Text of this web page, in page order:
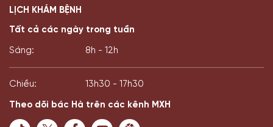
LỊCH KHÁM BỆNH
Tất cả các ngày trong tuần
Sáng: 8h - 12h
Chiều: 13h30 - 17h30
Theo dõi bác Hà trên các kênh MXH